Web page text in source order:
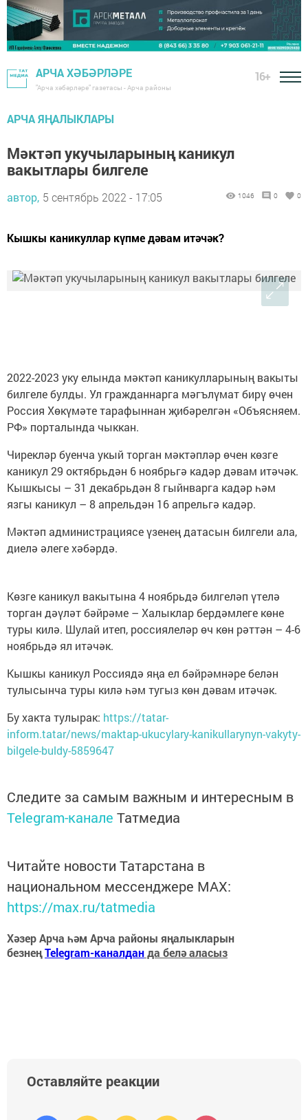
АРЧА ХӘБӘРЛӘРЕ
"Арча хәбәрләре" газетасы - Арча районы
16+
АРЧА ЯҢАЛЫКЛАРЫ
Мәктәп укучыларының каникул
вакытлары билгеле
автор, 5 сентябрь 2022 - 17:05 1046 0 0
Кышкы каникуллар күпме дәвам итәчәк?
2022-2023 уку елында мәктәп каникулларының вакыты
билгеле булды. Ул гражданнарга мәгълүмат бирү өчен
Россия Хөкүмәте тарафыннан җибәрелгән «Объясняем.
РФ» порталында чыккан.
Чирекләр буенча укый торган мәктәпләр өчен көзге
каникул 29 октябрьдән 6 ноябрьгә кадәр дәвам итәчәк.
Кышкысы – 31 декабрьдән 8 гыйнварга кадәр һәм
язгы каникул – 8 апрельдән 16 апрельгә кадәр.
Мәктәп администрациясе үзенең датасын билгели ала,
диелә әлеге хәбәрдә.
Көзге каникул вакытына 4 ноябрьдә билгеләп үтелә
торган дәүләт бәйрәме – Халыклар бердәмлеге көне
туры килә. Шулай итеп, россиялеләр өч көн рәттән – 4-6
ноябрьдә ял итәчәк.
Кышкы каникул Россиядә яңа ел бәйрәмнәре белән
тулысынча туры килә һәм тугыз көн дәвам итәчәк.
Бу хакта тулырак: https://tatar-
inform.tatar/news/maktap-ukucylary-kanikullarynyn-vakyty-
bilgele-buldy-5859647
Следите за самым важным и интересным в
Telegram-канале Татмедиа
Читайте новости Татарстана в
национальном мессенджере MАХ:
https://max.ru/tatmedia
Хәзер Арча һәм Арча районы яңалыкларын
безнеңTelegram-каналданда белә аласыз
Оставляйте реакции